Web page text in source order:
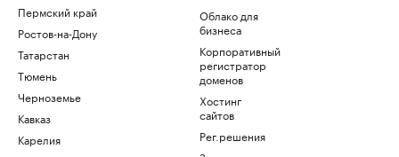
Пермский край
Ростов-на-Дону
Татарстан
Тюмень
Черноземье
Кавказ
Карелия
Облако для
бизнеса
Корпоративный
регистратор
доменов
Хостинг
сайтов
Рег.решения